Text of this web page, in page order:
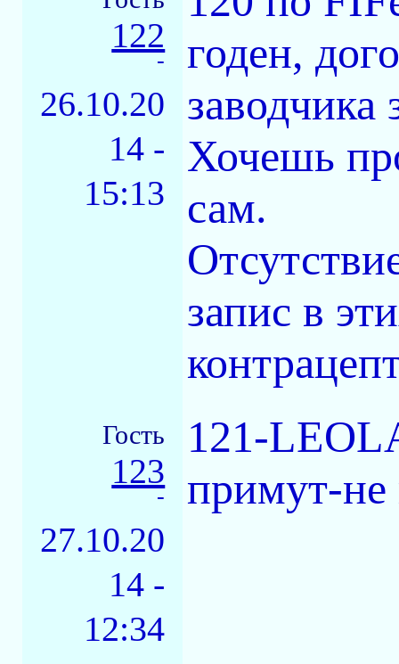
122
-
26.10.20
14 -
15:13
годен,
Хочешь
сам.
запис в
Гость
123
-
27.10.20
14 -
12:34
121-
примут-не